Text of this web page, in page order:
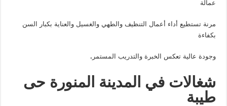
عمالة
مرنة تستطيع أداء أعمال التنظيف والطهي والغسيل والعناية بكبار السن
بكفاءة
وجودة عالية تعكس الخبرة والتدريب المستمر .
شغالات في المدينة المنورة حى
طيبة